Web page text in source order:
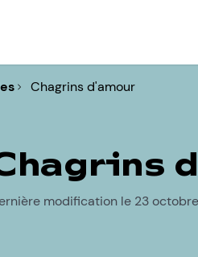
Chagrins d'amour
modification le 23